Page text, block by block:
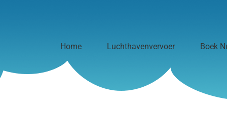
Home Luchthavenvervoer Boek